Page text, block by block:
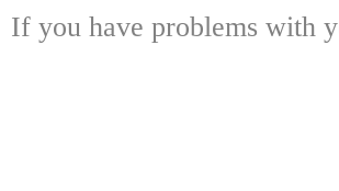
If you have problems with